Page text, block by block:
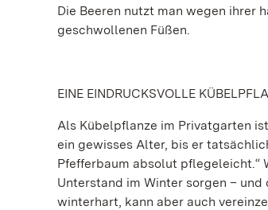
Die Beeren nutzt man wegen ihrer
geschwollenen Füßen.
EINE EINDRUCKSVOLLE
Als Kübelpflanze im Privatgarten
ein gewisses Alter, bis er
Pfefferbaum absolut pflegeleicht.“
Unterstand im Winter sorgen –
winterhart, kann aber auch